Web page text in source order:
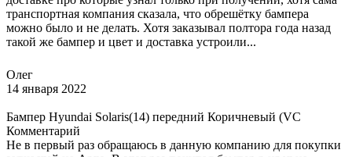
транспортная компания сказала, что обрешётку бампера
можно было и не делать. Хотя заказывал полтора года назад
такой же бампер и цвет и доставка устроили...
Олег
14 января 2022
Бампер Hyundai Solaris(14) передний Коричневый (VC
Комментарий
Не в первый раз обращаюсь в данную компанию для покупки